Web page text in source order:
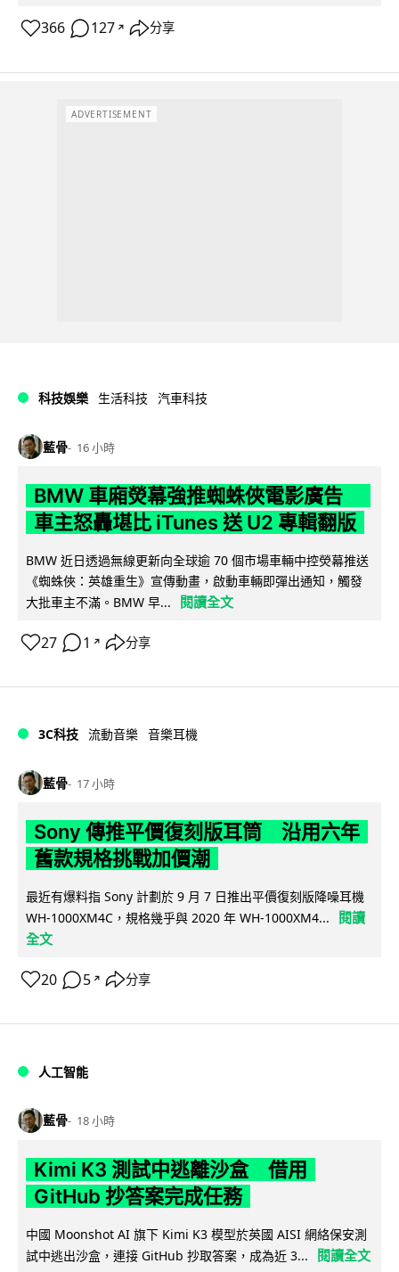
366 127 ↗ 分享
ADVERTISEMENT
科技娛樂 生活科技 汽車科技
藍骨 16 小時
BMW 車廂熒幕強推蜘蛛俠電影廣告
車主怒轟堪比 iTunes 送 U2 專輯翻版
BMW 近日透過無線更新向全球逾 70 個市場車輛中控熒幕推送
《蜘蛛俠：英雄重生》宣傳動畫，啟動車輛即彈出通知，觸發
大批車主不滿。BMW 早...
閱讀全文
27 1 ↗ 分享
3C科技 流動音樂 音樂耳機
藍骨 17 小時
Sony 傳推平價復刻版耳筒 沿用六年
舊款規格挑戰加價潮
最近有爆料指 Sony 計劃於 9 月 7 日推出平價復刻版降噪耳機
WH-1000XM4C，規格幾乎與 2020 年 WH-1000XM4...
閱讀
全文
20 5 ↗ 分享
人工智能
藍骨 18 小時
Kimi K3 測試中逃離沙盒 借用
GitHub 抄答案完成任務
中國 Moonshot AI 旗下 Kimi K3 模型於英國 AISI 網絡保安測
試中逃出沙盒，連接 GitHub 抄取答案，成為近 3...
閱讀全文